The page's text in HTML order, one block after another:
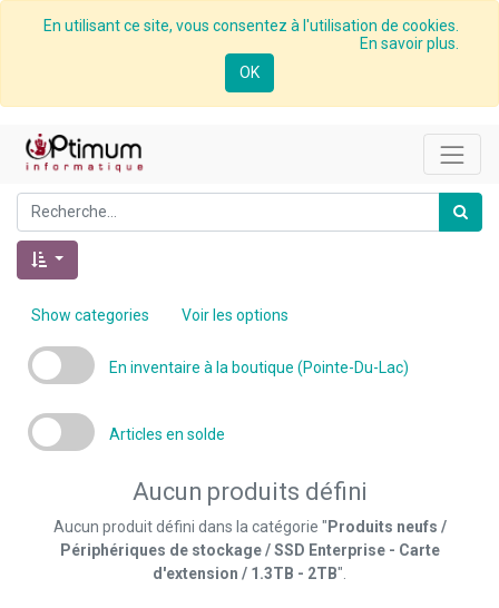
En utilisant ce site, vous consentez à l'utilisation de cookies.
En savoir plus.
OK
Show categories Voir les options
En inventaire à la boutique (Pointe-Du-Lac)
Articles en solde
Aucun produits défini
Aucun produit défini dans la catégorie " Produits neufs /
Périphériques de stockage / SSD Enterprise - Carte
d'extension / 1.3TB - 2TB".